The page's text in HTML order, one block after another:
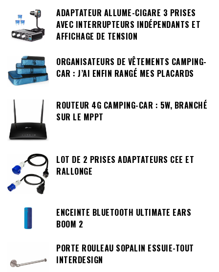
ADAPTATEUR ALLUME-CIGARE 3 PRISES
AVEC INTERRUPTEURS INDÉPENDANTS ET
AFFICHAGE DE TENSION
ORGANISATEURS DE VÊTEMENTS CAMPING-
CAR : J’AI ENFIN RANGÉ MES PLACARDS
ROUTEUR 4G CAMPING-CAR : 5W, BRANCHÉ
SUR LE MPPT
LOT DE 2 PRISES ADAPTATEURS CEE ET
RALLONGE
ENCEINTE BLUETOOTH ULTIMATE EARS
BOOM 2
PORTE ROULEAU SOPALIN ESSUIE-TOUT
INTERDESIGN